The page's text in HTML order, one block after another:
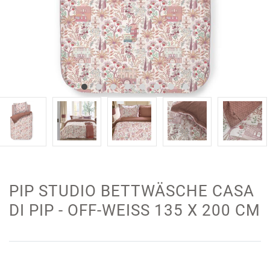
PIP STUDIO BETTWÄSCHE CASA
DI PIP - OFF-WEISS 135 X 200 CM